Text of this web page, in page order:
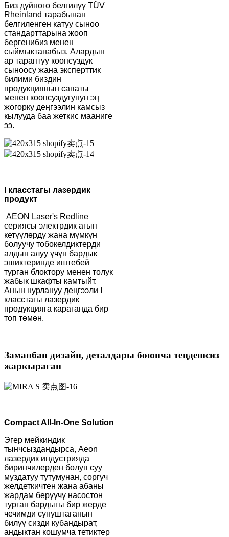
Биз дүйнөгө белгилүү TÜV
Rheinland тарабынан
белгиленген катуу сыноо
стандарттарына жооп
бергенибиз менен
сыймыктанабыз. Алардын
ар тараптуу коопсуздук
сыноосу жана эксперттик
билими биздин
продукциянын сапаты
менен коопсуздугунун эң
жогорку деңгээлин камсыз
кылууда баа жеткис мааниге
ээ.
I класстагы лазердик
продукт
AEON Laser's Redline
сериясы электрдик агып
кетүүлөрдү жана мүмкүн
болуучу тобокелдиктерди
алдын алуу үчүн бардык
эшиктеринде иштебей
турган блоктору менен толук
жабык шкафты камтыйт.
Анын нурлануу деңгээли I
класстагы лазердик
продукцияга караганда бир
топ төмөн.
Заманбап дизайн, деталдары боюнча теңдешсиз
жаркыраган
Compact All-In-One Solution
Эгер мейкиндик
тынчсыздандырса, Aeon
лазердик индустрияда
биринчилерден болуп суу
муздатуу тутумунан, соргуч
желдеткичтен жана абаны
жардам берүүчү насостон
турган бардыгы бир жерде
чечимди сунуштаганын
билүү сизди кубандырат,
андыктан кошумча тетиктер